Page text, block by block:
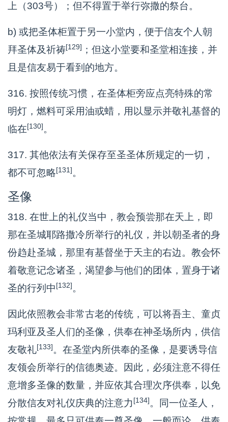
上（303号）；但不得置于举行弥撒的祭台。
b) 或把圣体柜置于另一小堂内，便于信友个人朝
拜圣体及祈祷[129] ；但这小堂要和圣堂相连接，并
且是信友易于看到的地方。
316. 按照传统习惯，在圣体柜旁应点亮特殊的常
明灯，燃料可采用油或蜡，用以显示并敬礼基督的
临在[130]。
317. 其他依法有关保存至圣圣体所规定的一切，
都不可忽略[131]。
圣像
318. 在世上的礼仪当中，教会预尝那在天上，即
那在圣城耶路撒冷所举行的礼仪，并以朝圣者的身
份趋赴圣城，那里有基督坐于天主的右边。教会怀
着敬意记念诸圣，渴望参与他们的团体，置身于诸
圣的行列中[132]。
因此依照教会非常古老的传统，可以将吾主、童贞
玛利亚及圣人们的圣像，供奉在神圣场所内，供信
友敬礼[133]。在圣堂内所供奉的圣像，是要诱导信
友领会所举行的信德奥迹。因此，必须注意不得任
意增多圣像的数量，并应依其合理次序供奉，以免
分散信友对礼仪庆典的注意力[134]。同一位圣人，